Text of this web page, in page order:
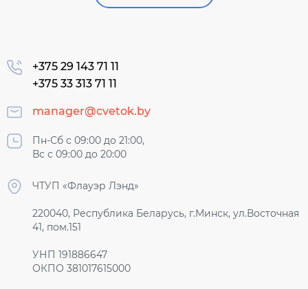
+375 29 143 71 11
+375 33 313 71 11
manager@cvetok.by
Пн-Сб с 09:00 до 21:00,
Вс с 09:00 до 20:00
ЧТУП «Флауэр Лэнд»
220040, Республика Беларусь, г.Минск, ул.Восточная
41, пом.151
УНП 191886647
ОКПО 381017615000